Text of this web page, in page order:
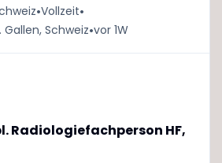
•Vollzeit•
Schweiz•vor 1W
Radiologiefachperson HF,